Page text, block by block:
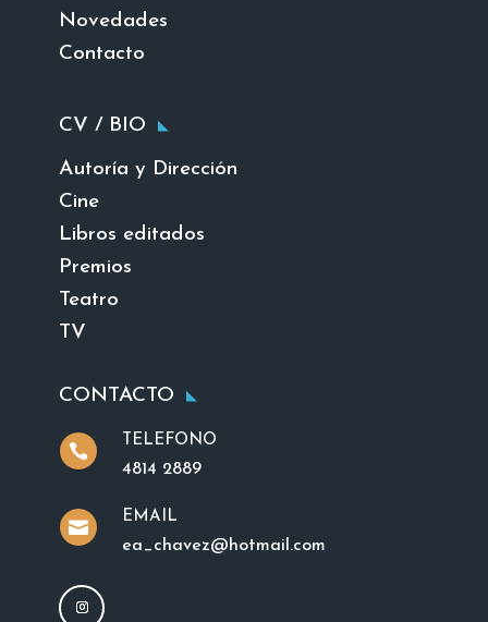
Novedades
Contacto
CV / BIO
Autoría y Dirección
Cine
Libros editados
Premios
Teatro
TV
CONTACTO

TELEFONO
4814 2889

EMAIL
ea_chavez@hotmail.com